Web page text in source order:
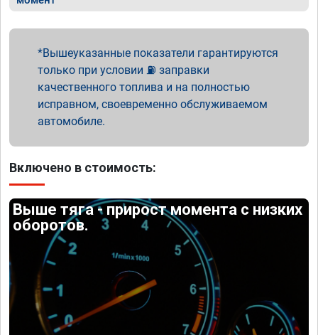
Вышеуказанные показатели гарантируются
только при условии ⛽ заправки
качественного топлива и на полностью
исправном, своевременно обслуживаемом
автомобиле.
Включено в стоимость:
Выше тяга - прирост момента с низких
оборотов.